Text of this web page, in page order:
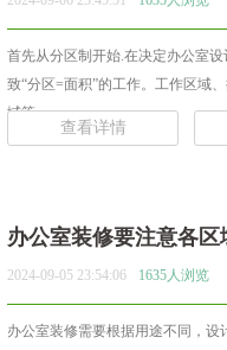
首先从分区制开始.在决定办公室
致“分区=面积”的工作。工作区域
域等... ...
查看详情
办公室装修要注意各
2024-09-05 23:54:06 1635人浏览
办公室装修需要根据用途不同，